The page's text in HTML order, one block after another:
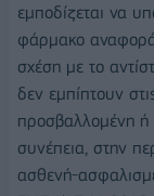
εμποδίζεται να
φάρμακο
σχέση με το
δεν εμπίπτουν
προσβαλλομένη ή
συνέπεια, στην
ασθενή-